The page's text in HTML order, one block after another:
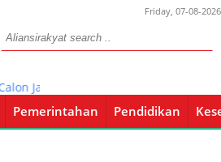
Friday, 07-08-
Haji Pati Diberangkatkan 3 Juni
Pemerintahan Pendidikan
Kesehatan